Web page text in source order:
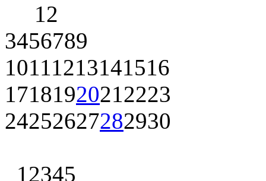
12
3456789
10111213141516
17181920212223
24252627282930
1 2345